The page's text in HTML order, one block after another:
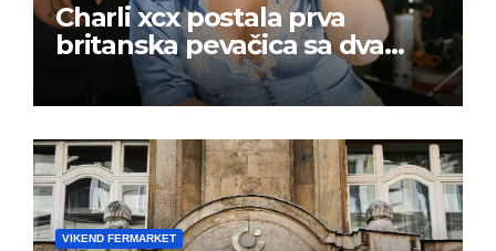
Charli xcx postala prva
britanska pevačica sa dva
albuma na prvom mestu u
istoj kalendarskoj godini
VIKEND FERMARKET